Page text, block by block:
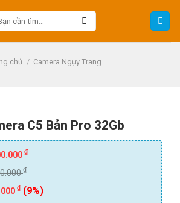
chủ / Camera Ngụy Trang
C5 Bản Pro 32Gb
₫
₫
₫ (9%)